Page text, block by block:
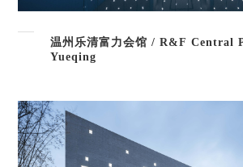
温州乐清富力会馆 / R&F Central
Yueqing